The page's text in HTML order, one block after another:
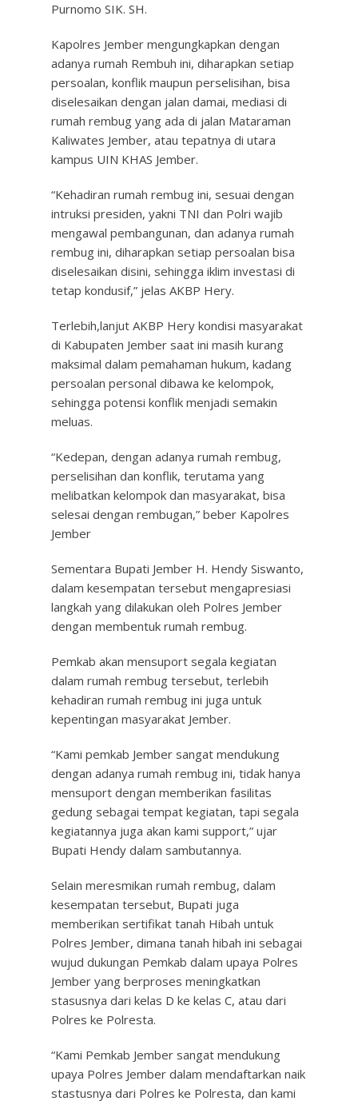
Purnomo SIK. SH.
Kapolres Jember mengungkapkan dengan
adanya rumah Rembuh ini, diharapkan setiap
persoalan, konflik maupun perselisihan, bisa
diselesaikan dengan jalan damai, mediasi di
rumah rembug yang ada di jalan Mataraman
Kaliwates Jember, atau tepatnya di utara
kampus UIN KHAS Jember.
“Kehadiran rumah rembug ini, sesuai dengan
intruksi presiden, yakni TNI dan Polri wajib
mengawal pembangunan, dan adanya rumah
rembug ini, diharapkan setiap persoalan bisa
diselesaikan disini, sehingga iklim investasi di
tetap kondusif,” jelas AKBP Hery.
Terlebih,lanjut AKBP Hery kondisi masyarakat
di Kabupaten Jember saat ini masih kurang
maksimal dalam pemahaman hukum, kadang
persoalan personal dibawa ke kelompok,
sehingga potensi konflik menjadi semakin
meluas.
“Kedepan, dengan adanya rumah rembug,
perselisihan dan konflik, terutama yang
melibatkan kelompok dan masyarakat, bisa
selesai dengan rembugan,” beber Kapolres
Jember
Sementara Bupati Jember H. Hendy Siswanto,
dalam kesempatan tersebut mengapresiasi
langkah yang dilakukan oleh Polres Jember
dengan membentuk rumah rembug.
Pemkab akan mensuport segala kegiatan
dalam rumah rembug tersebut, terlebih
kehadiran rumah rembug ini juga untuk
kepentingan masyarakat Jember.
“Kami pemkab Jember sangat mendukung
dengan adanya rumah rembug ini, tidak hanya
mensuport dengan memberikan fasilitas
gedung sebagai tempat kegiatan, tapi segala
kegiatannya juga akan kami support,” ujar
Bupati Hendy dalam sambutannya.
Selain meresmikan rumah rembug, dalam
kesempatan tersebut, Bupati juga
memberikan sertifikat tanah Hibah untuk
Polres Jember, dimana tanah hibah ini sebagai
wujud dukungan Pemkab dalam upaya Polres
Jember yang berproses meningkatkan
stasusnya dari kelas D ke kelas C, atau dari
Polres ke Polresta.
“Kami Pemkab Jember sangat mendukung
upaya Polres Jember dalam mendaftarkan naik
stastusnya dari Polres ke Polresta, dan kami